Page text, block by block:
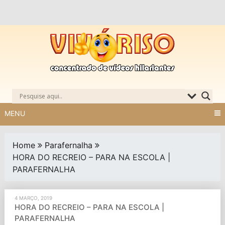
MENU
Home
Parafernalha
HORA DO RECREIO – PARA NA ESCOLA |
PARAFERNALHA
4 MARÇO, 2019
HORA DO RECREIO – PARA NA ESCOLA |
PARAFERNALHA